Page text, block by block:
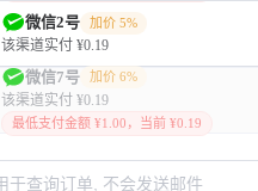
微信2号 加价 5%
该渠道实付 ¥0.19
微信7号 加价 6%
该渠道实付 ¥0.19
最低支付金额 ¥1.00，当前 ¥0.19